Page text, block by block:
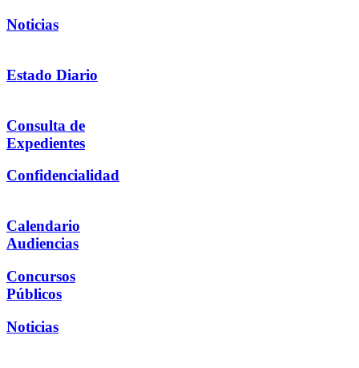
Noticias
Estado Diario
Consulta de
Expedientes
Confidencialidad
Calendario
Audiencias
Concursos
Públicos
Noticias